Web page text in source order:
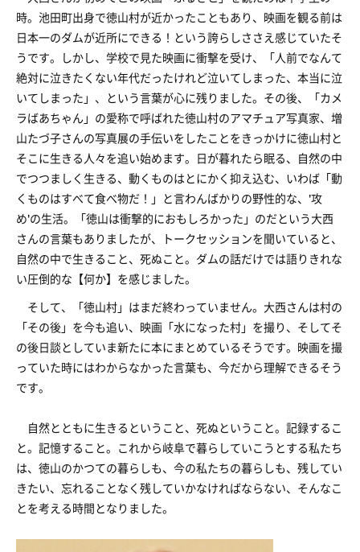
時。池田町出身で徳山村が近かったこともあり、映画を観る前は
日本一のダムが近所にできる！という誇らしささえ感じていたそ
うです。しかし、学校で見た映画に衝撃を受け、「人前でなんて
絶対に泣きたくない年代だったけれど泣いてしまった、本当に泣
いてしまった」、という言葉が心に残りました。その後、「カメ
ラばあちゃん」の愛称で呼ばれた徳山村のアマチュア写真家、増
山たづ子さんの写真展の手伝いをしたことをきっかけに徳山村と
そこに生きる人々を追い始めます。日が暮れたら眠る、自然の中
でつつましく生きる、動くものはとにかく抑え込む、いわば「動
くものはすべて食べ物だ！」と言わんばかりの野性的な、'攻
め'の生活。「徳山は衝撃的におもしろかった」のだという大西
さんの言葉もありましたが、トークセッションを聞いていると、
自然の中で生きること、死ぬこと。ダムの話だけでは語りきれな
い圧倒的な【何か】を感じました。
そして、「徳山村」はまだ終わっていません。大西さんは村の
「その後」を今も追い、映画「水になった村」を撮り、そしてそ
の後日談としていま新たに本にまとめているそうです。映画を撮
っていた時にはわからなかった言葉も、今だから理解できるそう
です。
自然とともに生きるということ、死ぬということ。記録するこ
と。記憶すること。これから岐阜で暮らしていこうとする私たち
は、徳山のかつての暮らしも、今の私たちの暮らしも、残してい
きたい、忘れることなく残していかなければならない、そんなこ
とを考える時間となりました。